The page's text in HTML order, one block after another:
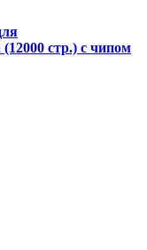
стр.) с чипом